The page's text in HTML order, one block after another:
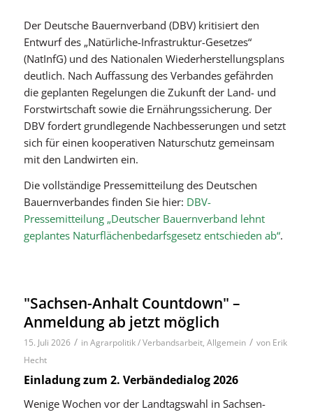
Der Deutsche Bauernverband (DBV) kritisiert den
Entwurf des „Natürliche-Infrastruktur-Gesetzes“
(NatInfG) und des Nationalen Wiederherstellungsplans
deutlich. Nach Auffassung des Verbandes gefährden
die geplanten Regelungen die Zukunft der Land- und
Forstwirtschaft sowie die Ernährungssicherung. Der
DBV fordert grundlegende Nachbesserungen und setzt
sich für einen kooperativen Naturschutz gemeinsam
mit den Landwirten ein.
Die vollständige Pressemitteilung des Deutschen
Bauernverbandes finden Sie hier: DBV-
Pressemitteilung „Deutscher Bauernverband lehnt
geplantes Naturflächenbedarfsgesetz entschieden ab“.
"Sachsen-Anhalt Countdown" –
Anmeldung ab jetzt möglich
15. Juli 2026 / inAgrarpolitik / Verbandsarbeit, Allgemein / von Erik
Hecht
Einladung zum 2. Verbändedialog 2026
Wenige Wochen vor der Landtagswahl in Sachsen-